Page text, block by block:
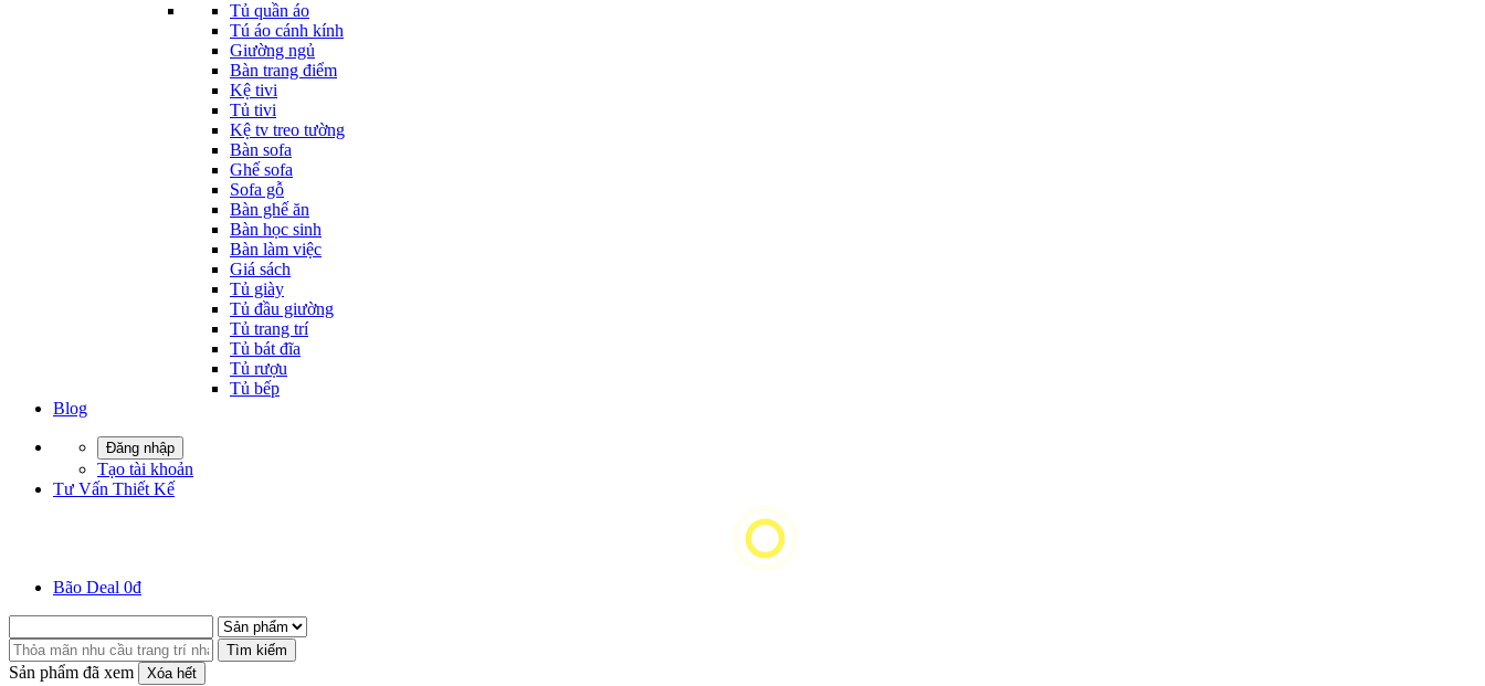
Tủ quần áo
Tú áo cánh kính
Giường ngủ
Bàn trang điểm
Kệ tivi
Tủ tivi
Kệ tv treo tường
Bàn sofa
Ghế sofa
Sofa gỗ
Bàn ghế ăn
Bàn học sinh
Bàn làm việc
Giá sách
Tủ giày
Tủ đầu giường
Tủ trang trí
Tủ bát đĩa
Tủ rượu
Tủ bếp
Blog
Đăng nhập
Tạo tài khoản
Tư Vấn Thiết Kế
Bão Deal 0đ
Tìm kiếm
Sản phẩm đã xem Xóa hết